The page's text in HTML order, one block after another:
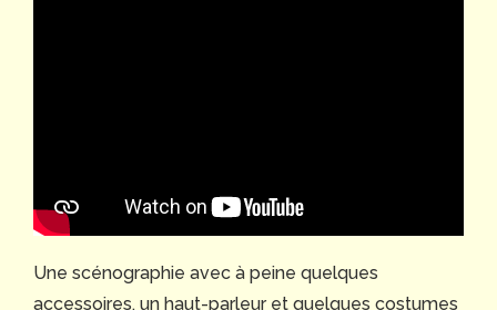
Une scénographie avec à peine quelques
accessoires, un haut-parleur et quelques costumes